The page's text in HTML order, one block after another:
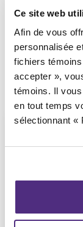
Ce site web
Afin de vous
personnalisée
fichiers
accepter »,
témoins. Il
en tout temps
sélectionnant «